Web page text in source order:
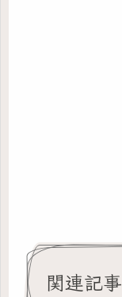
関連記事